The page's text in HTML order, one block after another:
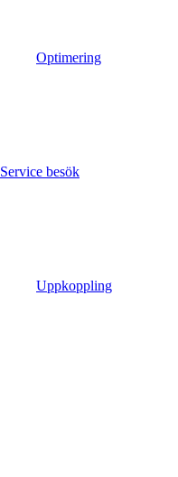
Optimering
Service besök
Uppkoppling